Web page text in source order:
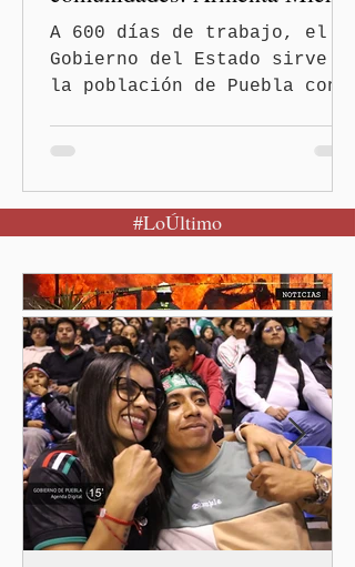
A 600 días de trabajo, el
Gobierno del Estado sirve a
la población de Puebla con
pública heredada del Museo
Internacional del Barroco
del erario en los gobiernos
neoliberales del pasado.
#LoÚltimo